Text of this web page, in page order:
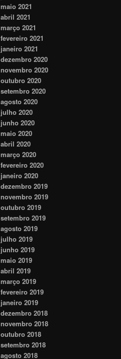
maio 2021
abril 2021
março 2021
fevereiro 2021
janeiro 2021
dezembro 2020
novembro 2020
outubro 2020
setembro 2020
agosto 2020
julho 2020
junho 2020
maio 2020
abril 2020
março 2020
fevereiro 2020
janeiro 2020
dezembro 2019
novembro 2019
outubro 2019
setembro 2019
agosto 2019
julho 2019
junho 2019
maio 2019
abril 2019
março 2019
fevereiro 2019
janeiro 2019
dezembro 2018
novembro 2018
outubro 2018
setembro 2018
agosto 2018